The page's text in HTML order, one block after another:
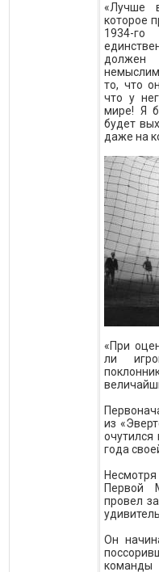
«Лучше
которое
1934-
должен
то, что
что у
мире! Я
будет
даже на
«При
ли
из
года
Первой
провел
Он
команды